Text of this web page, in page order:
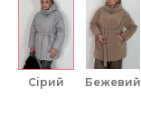
сірий бежевий